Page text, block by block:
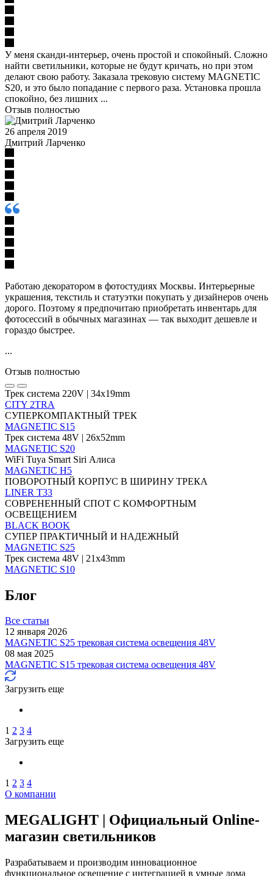
У меня сканди-интерьер, очень простой и спокойный. Сложно
найти светильники, которые не будут кричать, но при этом
делают свою работу. Заказала трековую систему MAGNETIC
S20, и это было попадание с первого раза. Установка прошла
спокойно, без лишних ...
Отзыв полностью
26 апреля 2019
Дмитрий Ларченко
Работаю декоратором в фотостудиях Москвы. Интерьерные
украшения, текстиль и статуэтки покупать у дизайнеров очень
дорого. Поэтому я предпочитаю приобретать инвентарь для
фотосессий в обычных магазинах — так выходит дешевле и
гораздо быстрее.
...
Отзыв полностью
Трек система 220V | 34х19mm
CITY 2TRA
СУПЕРКОМПАКТНЫЙ ТРЕК
MAGNETIC S15
Трек система 48V | 26х52mm
MAGNETIC S20
WiFi Tuya Smart Siri Алиса
MAGNETIC H5
ПОВОРОТНЫЙ КОРПУС В ШИРИНУ ТРЕКА
LINER T33
СОВРЕНЕННЫЙ СПОТ С КОМФОРТНЫМ
ОСВЕЩЕНИЕМ
BLACK BOOK
СУПЕР ПРАКТИЧНЫЙ И НАДЕЖНЫЙ
MAGNETIC S25
Трек система 48V | 21х43mm
MAGNETIC S10
Блог
Все статьи
12 января 2026
MAGNETIC S25 трековая система освещения 48V
08 мая 2025
MAGNETIC S15 трековая система освещения 48V
Загрузить еще
1 2 3 4
Загрузить еще
1 2 3 4
О компании
MEGALIGHT | Официальный Online-
магазин светильников
Разрабатываем и производим инновационное
функциональное освещение с интеграцией в умные дома